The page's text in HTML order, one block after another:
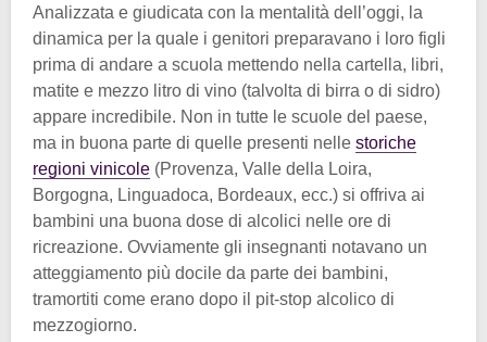
Analizzata e giudicata con la mentalità dell’oggi, la
dinamica per la quale i genitori preparavano i loro figli
prima di andare a scuola mettendo nella cartella, libri,
matite e mezzo litro di vino (talvolta di birra o di sidro)
appare incredibile. Non in tutte le scuole del paese,
ma in buona parte di quelle presenti nelle storiche
regioni vinicole (Provenza, Valle della Loira,
Borgogna, Linguadoca, Bordeaux, ecc.) si offriva ai
bambini una buona dose di alcolici nelle ore di
ricreazione. Ovviamente gli insegnanti notavano un
atteggiamento più docile da parte dei bambini,
tramortiti come erano dopo il pit-stop alcolico di
mezzogiorno.